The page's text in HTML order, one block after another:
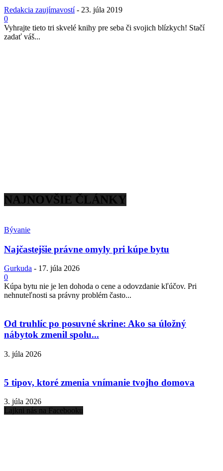
Redakcia zaujímavostí - 23. júla 2019
0
Vyhrajte tieto tri skvelé knihy pre seba či svojich blízkych! Stačí
zadať váš...
NAJNOVŠIE ČLÁNKY
Bývanie
Najčastejšie právne omyly pri kúpe bytu
Gurkuda - 17. júla 2026
0
Kúpa bytu nie je len dohoda o cene a odovzdanie kľúčov. Pri
nehnuteľnosti sa právny problém často...
Od truhlíc po posuvné skrine: Ako sa úložný
nábytok zmenil spolu...
3. júla 2026
5 tipov, ktoré zmenia vnímanie tvojho domova
3. júla 2026
Lajkni nás na Facebooku